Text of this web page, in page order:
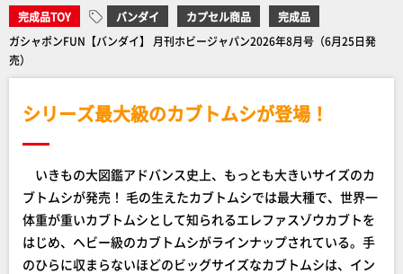
完成品TOY バンダイ カプセル商品
完成品
ガシャポンFUN【バンダイ】 月刊ホビージャパン2026年8月号（6月25日発
売）
シリーズ最大級のカブトムシが登場！
いきもの大図鑑アドバンス史上、もっとも大きいサイズのカ
ブトムシが発売！ 毛の生えたカブトムシでは最大種で、世界一
体重が重いカブトムシとして知られるエレファスゾウカブトを
はじめ、ヘビー級のカブトムシがラインナップされている。手
のひらに収まらないほどのビッグサイズなカブトムシは、イン